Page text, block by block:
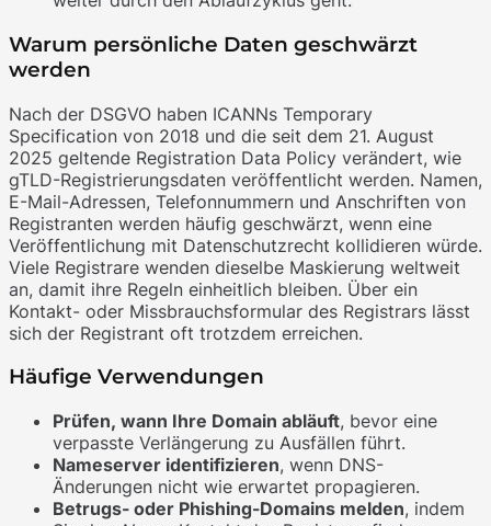
Warum persönliche Daten geschwärzt
werden
Nach der DSGVO haben ICANNs Temporary
Specification von 2018 und die seit dem 21. August
2025 geltende Registration Data Policy verändert, wie
gTLD-Registrierungsdaten veröffentlicht werden. Namen,
E-Mail-Adressen, Telefonnummern und Anschriften von
Registranten werden häufig geschwärzt, wenn eine
Veröffentlichung mit Datenschutzrecht kollidieren würde.
Viele Registrare wenden dieselbe Maskierung weltweit
an, damit ihre Regeln einheitlich bleiben. Über ein
Kontakt- oder Missbrauchsformular des Registrars lässt
sich der Registrant oft trotzdem erreichen.
Häufige Verwendungen
Prüfen, wann Ihre Domain abläuft, bevor eine
verpasste Verlängerung zu Ausfällen führt.
Nameserver identifizieren, wenn DNS-
Änderungen nicht wie erwartet propagieren.
Betrugs- oder Phishing-Domains melden, indem